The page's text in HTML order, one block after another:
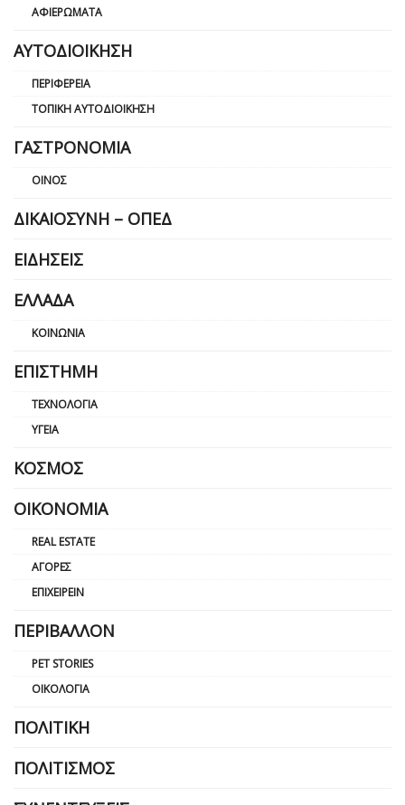
ΑΦΙΕΡΏΜΑΤΑ
ΑΥΤΟΔΙΟΊΚΗΣΗ
ΠΕΡΙΦΈΡΕΙΑ
ΤΟΠΙΚΉ ΑΥΤΟΔΙΟΊΚΗΣΗ
ΓΑΣΤΡΟΝΟΜΊΑ
ΟΊΝΟΣ
ΔΙΚΑΙΟΣΎΝΗ – ΟΠΕΔ
ΕΙΔΉΣΕΙΣ
ΕΛΛΆΔΑ
ΚΟΙΝΩΝΊΑ
ΕΠΙΣΤΉΜΗ
ΤΕΧΝΟΛΟΓΊΑ
ΥΓΕΊΑ
ΚΌΣΜΟΣ
ΟΙΚΟΝΟΜΊΑ
REAL ESTATE
ΑΓΟΡΈΣ
ΕΠΙΧΕΙΡΕΊΝ
ΠΕΡΙΒΆΛΛΟΝ
PET STORIES
ΟΙΚΟΛΟΓΊΑ
ΠΟΛΙΤΙΚΉ
ΠΟΛΙΤΙΣΜΌΣ